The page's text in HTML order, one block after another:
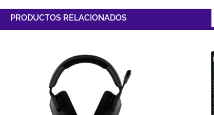
PRODUCTOS RELACIONADOS